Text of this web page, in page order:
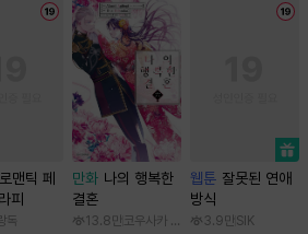
맨틱 페
피
독
만화 나의 행복한
결혼
13.8만 코우사카 리토 / 아기토기 아쿠미
웹툰 잘못된 연애
방식
3.9만 SIK